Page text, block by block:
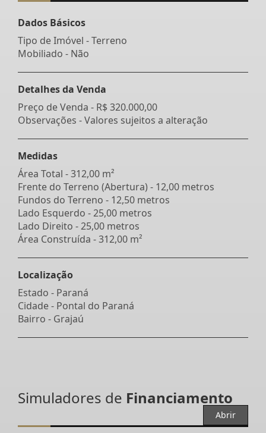
Dados Básicos
Tipo de Imóvel - Terreno
Mobiliado - Não
Detalhes da Venda
Preço de Venda - R$ 320.000,00
Observações - Valores sujeitos a alteração
Medidas
Área Total - 312,00 m²
Frente do Terreno (Abertura) - 12,00 metros
Fundos do Terreno - 12,50 metros
Lado Esquerdo - 25,00 metros
Lado Direito - 25,00 metros
Área Construída - 312,00 m²
Localização
Estado - Paraná
Cidade - Pontal do Paraná
Bairro - Grajaú
Simuladores de Financiamento
Abrir